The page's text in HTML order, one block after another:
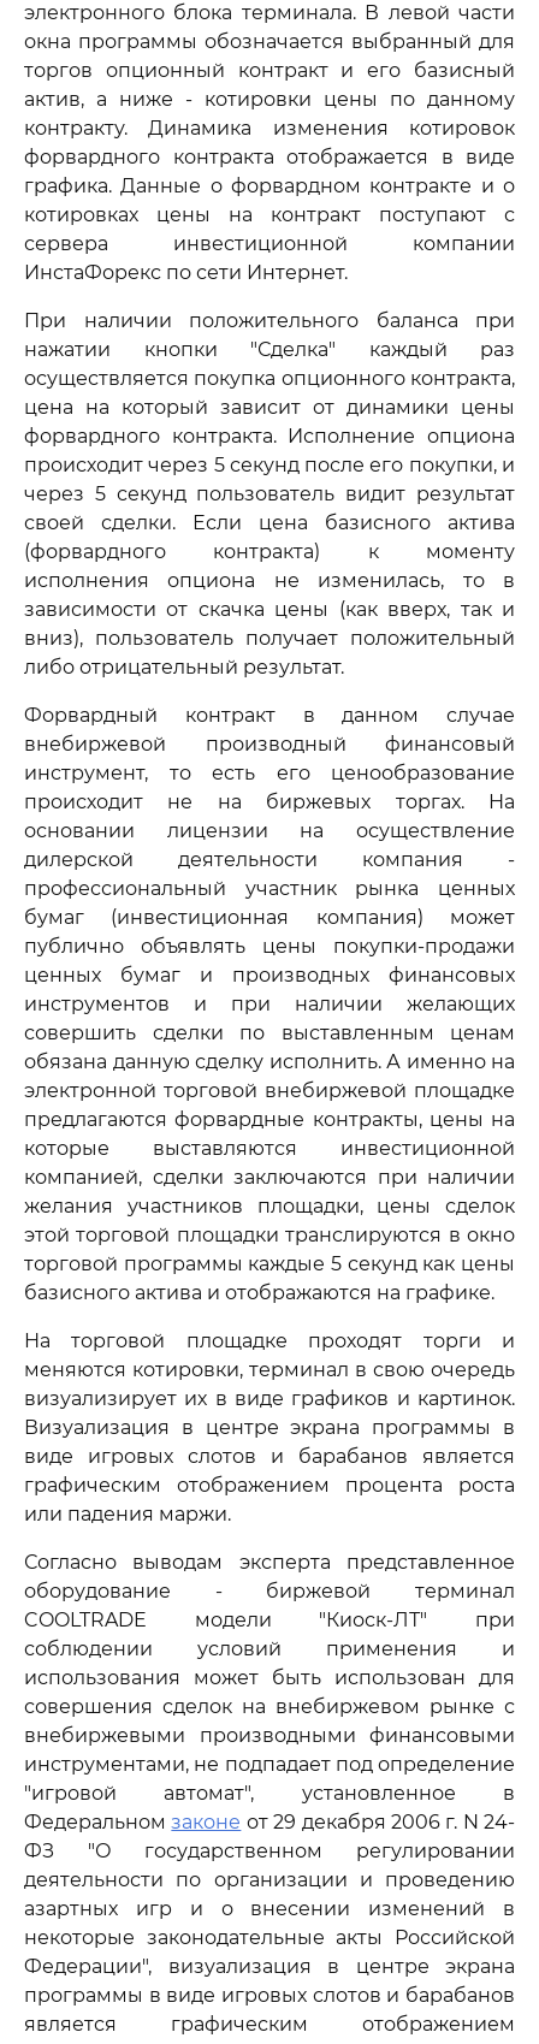
электронного блока терминала. В левой части
окна программы обозначается выбранный для
торгов опционный контракт и его базисный
актив, а ниже - котировки цены по данному
контракту. Динамика изменения котировок
форвардного контракта отображается в виде
графика. Данные о форвардном контракте и о
котировках цены на контракт поступают с
сервера инвестиционной компании
ИнстаФорекс по сети Интернет.
При наличии положительного баланса при
нажатии кнопки "Сделка" каждый раз
осуществляется покупка опционного контракта,
цена на который зависит от динамики цены
форвардного контракта. Исполнение опциона
происходит через 5 секунд после его покупки, и
через 5 секунд пользователь видит результат
своей сделки. Если цена базисного актива
(форвардного контракта) к моменту
исполнения опциона не изменилась, то в
зависимости от скачка цены (как вверх, так и
вниз), пользователь получает положительный
либо отрицательный результат.
Форвардный контракт в данном случае
внебиржевой производный финансовый
инструмент, то есть его ценообразование
происходит не на биржевых торгах. На
основании лицензии на осуществление
дилерской деятельности компания -
профессиональный участник рынка ценных
бумаг (инвестиционная компания) может
публично объявлять цены покупки-продажи
ценных бумаг и производных финансовых
инструментов и при наличии желающих
совершить сделки по выставленным ценам
обязана данную сделку исполнить. А именно на
электронной торговой внебиржевой площадке
предлагаются форвардные контракты, цены на
которые выставляются инвестиционной
компанией, сделки заключаются при наличии
желания участников площадки, цены сделок
этой торговой площадки транслируются в окно
торговой программы каждые 5 секунд как цены
базисного актива и отображаются на графике.
На торговой площадке проходят торги и
меняются котировки, терминал в свою очередь
визуализирует их в виде графиков и картинок.
Визуализация в центре экрана программы в
виде игровых слотов и барабанов является
графическим отображением процента роста
или падения маржи.
Согласно выводам эксперта представленное
оборудование - биржевой терминал
COOLTRADE модели "Киоск-ЛТ" при
соблюдении условий применения и
использования может быть использован для
совершения сделок на внебиржевом рынке с
внебиржевыми производными финансовыми
инструментами, не подпадает под определение
"игровой автомат", установленное в
Федеральномзаконе от 29 декабря 2006 г. N 24-
ФЗ "О государственном регулировании
деятельности по организации и проведению
азартных игр и о внесении изменений в
некоторые законодательные акты Российской
Федерации", визуализация в центре экрана
программы в виде игровых слотов и барабанов
является графическим отображением